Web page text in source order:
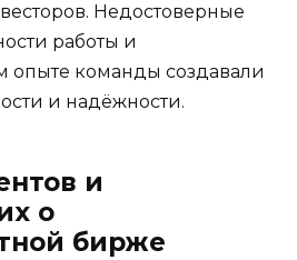
Недостоверные
работы и
опыте команды создавали
и надёжности.
и
о
бирже